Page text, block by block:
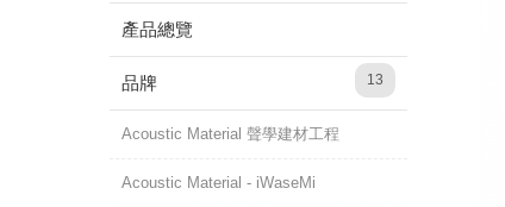
產品總覽
品牌 13
Acoustic Material 聲學建材工程
Acoustic Material - iWaseMi